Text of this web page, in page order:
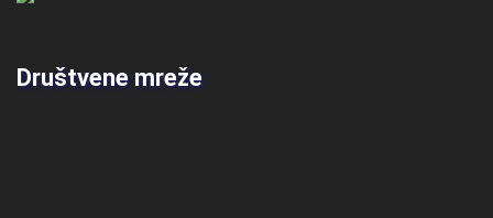
Društvene mreže